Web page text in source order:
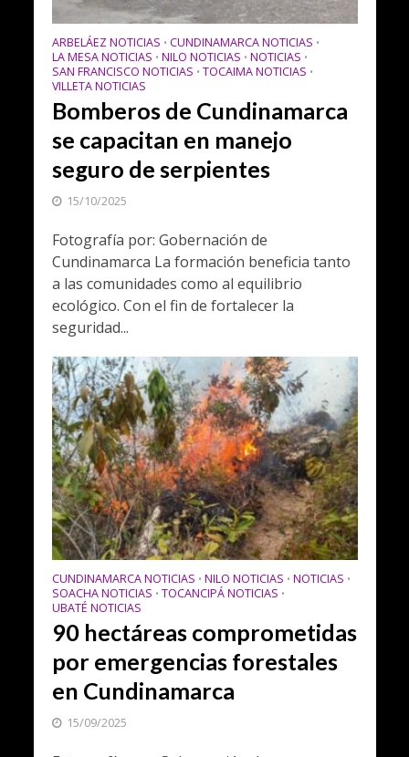
ARBELÁEZ NOTICIAS • CUNDINAMARCA NOTICIAS •
LA MESA NOTICIAS • NILO NOTICIAS • NOTICIAS •
SAN FRANCISCO NOTICIAS • TOCAIMA NOTICIAS •
VILLETA NOTICIAS
Bomberos de Cundinamarca
se capacitan en manejo
seguro de serpientes
15/10/2025
Fotografía por: Gobernación de
Cundinamarca La formación beneficia tanto
a las comunidades como al equilibrio
ecológico. Con el fin de fortalecer la
seguridad...
CUNDINAMARCA NOTICIAS • NILO NOTICIAS • NOTICIAS •
SOACHA NOTICIAS • TOCANCIPÁ NOTICIAS •
UBATÉ NOTICIAS
90 hectáreas comprometidas
por emergencias forestales
en Cundinamarca
15/09/2025